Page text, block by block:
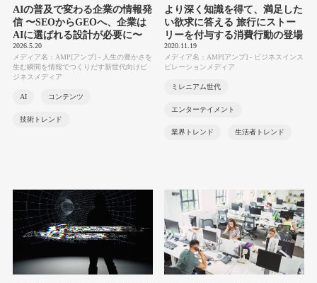
AIの普及で変わる企業の情報発
信 〜SEOからGEOへ、企業は
AIに選ばれる設計が必要に〜
2026.5.20
メディア名：AMP[アンプ] - 人生の豊かさを
生む瞬間を情報でつくりだす新世代向けビ
ジネスメディア
AI コンテンツ
技術トレンド
より深く知識を得て、満足した
い欲求に答える 旅行にストー
リーを付与する消費行動の登場
2020.11.19
メディア名：AMP[アンプ] - ビジネスインス
ピレーションメディア
ミレニアム世代
エンターテイメント
業界トレンド 生活者トレンド